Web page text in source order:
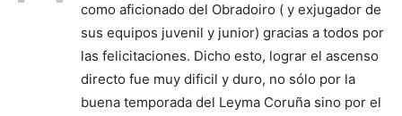
como aficionado del Obradoiro ( y exjugador de
sus equipos juvenil y junior) gracias a todos por
las felicitaciones. Dicho esto, lograr el ascenso
directo fue muy dificil y duro, no sólo por la
buena temporada del Leyma Coruña sino por el